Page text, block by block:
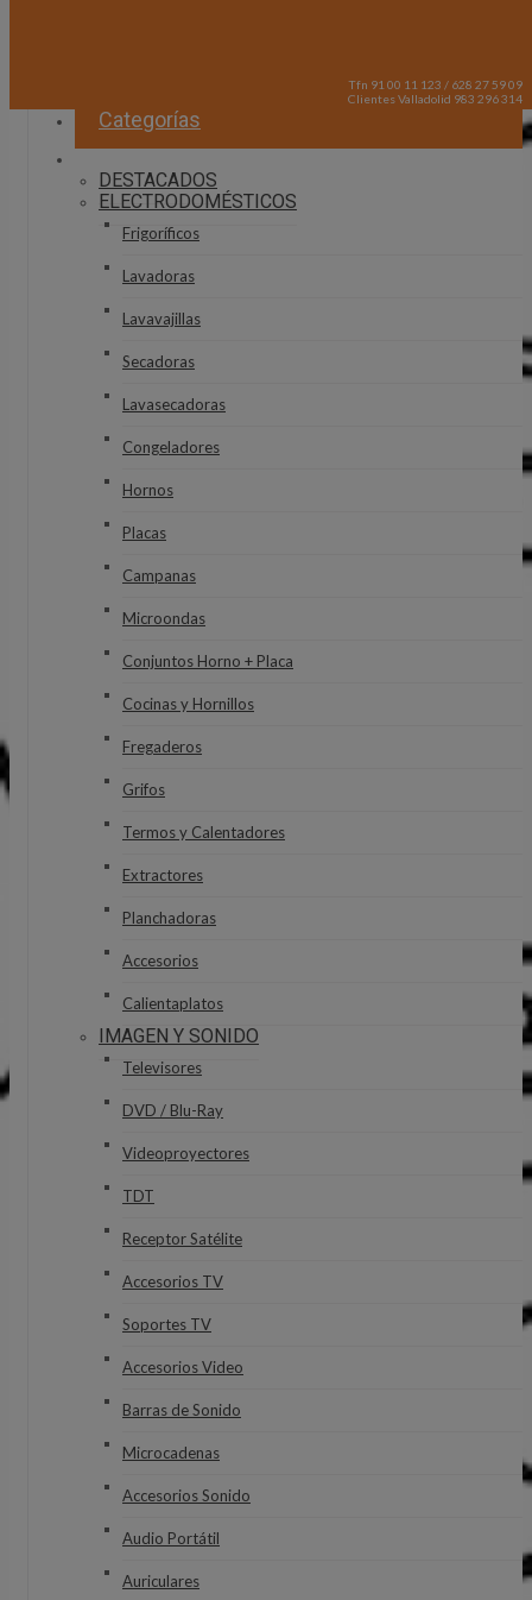
Tfn 91 00 11 123 / 628 27 59 09
Clientes Valladolid 983 296 314
Categorías
DESTACADOS
ELECTRODOMÉSTICOS
Frigoríficos
Lavadoras
Lavavajillas
Secadoras
Lavasecadoras
Congeladores
Hornos
Placas
Campanas
Microondas
Conjuntos Horno + Placa
Cocinas y Hornillos
Fregaderos
Grifos
Termos y Calentadores
Extractores
Planchadoras
Accesorios
Calientaplatos
IMAGEN Y SONIDO
Televisores
DVD / Blu-Ray
Videoproyectores
TDT
Receptor Satélite
Accesorios TV
Soportes TV
Accesorios Video
Barras de Sonido
Microcadenas
Accesorios Sonido
Audio Portátil
Auriculares